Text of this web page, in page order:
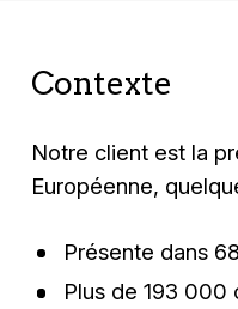
Contexte
Notre client est la
Européenne,
Présente dans
Plus de 193 000